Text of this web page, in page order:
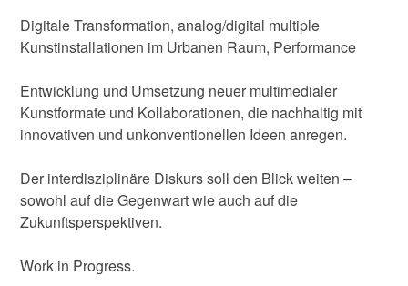
Digitale Transformation, analog/digital multiple
Kunstinstallationen im Urbanen Raum, Performance
Entwicklung und Umsetzung neuer multimedialer
Kunstformate und Kollaborationen, die nachhaltig mit
innovativen und unkonventionellen Ideen anregen.
Der interdisziplinäre Diskurs soll den Blick weiten –
sowohl auf die Gegenwart wie auch auf die
Zukunftsperspektiven.
Work in Progress.